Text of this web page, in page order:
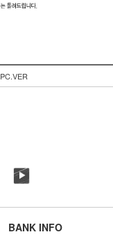
PC.VER
BANK INFO